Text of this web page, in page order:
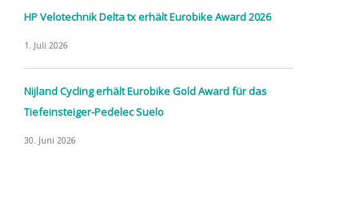
HP Velotechnik Delta tx erhält Eurobike Award 2026
1. Juli 2026
Nijland Cycling erhält Eurobike Gold Award für das
Tiefeinsteiger-Pedelec Suelo
30. Juni 2026